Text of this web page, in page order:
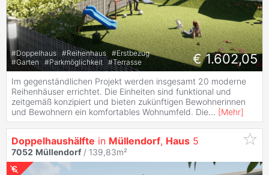
#Doppelhaus #Reihenhaus #Erstbezug
#Garten #Parkmöglichkeit #Terrasse € 1.602,05
Im gegenständlichen Projekt werden insgesamt 20 moderne
Reihenhäuser errichtet. Die Einheiten sind funktional und
zeitgemäß konzipiert und bieten zukünftigen Bewohnerinnen
und Bewohnern ein komfortables Wohnumfeld. Die... [Mehr]
Doppelhaushälfte in Müllendorf, Haus 5
7052 Müllendorf / 139,83m²